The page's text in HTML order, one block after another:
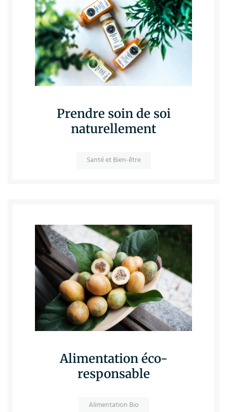
Prendre soin de soi
naturellement
Santé et Bien-être
Alimentation éco-
responsable
Alimentation Bio